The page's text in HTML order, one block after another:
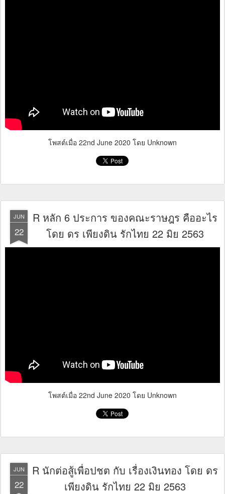
โพสต์เมื่อ 22nd June 2020 โดย Unknown
JUN
22
R หลัก 6 ประการ ของคณะราษฎร คืออะไร
โดย ดร เพียงดิน รักไทย 22 มิย 2563
โพสต์เมื่อ 22nd June 2020 โดย Unknown
JUN
22
R นักต่อสู้เพื่อปชต กับ เรื่องเงินทอง โดย ดร
เพียงดิน รักไทย 22 มิย 2563